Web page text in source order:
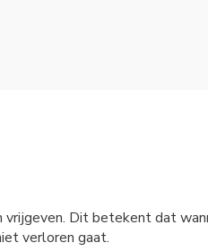
Dit betekent dat
verloren gaat.